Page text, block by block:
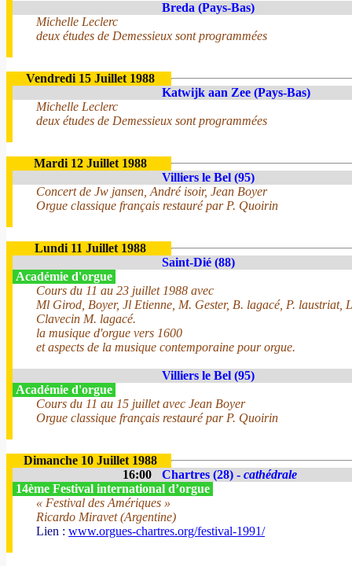
Breda (Pays-Bas)
Michelle Leclerc
deux études de Demessieux sont programmées
Vendredi 15 Juillet 1988
Katwijk aan Zee (Pays-Bas)
Michelle Leclerc
deux études de Demessieux sont programmées
Mardi 12 Juillet 1988
Villiers le Bel (95)
Concert de Jw jansen, André isoir, Jean Boyer
Orgue classique français restauré par P. Quoirin
Lundi 11 Juillet 1988
Saint-Dié (88)
Académie d'orgue
Cours du 11 au 23 juillet 1988 avec
Ml Girod, Boyer, Jl Etienne, M. Gester, B. lagacé, P. laustriat,
Clavecin M. lagacé.
la musique d'orgue vers 1600
et aspects de la musique contemporaine pour orgue.
Villiers le Bel (95)
Académie d'orgue
Cours du 11 au 15 juillet avec Jean Boyer
Orgue classique français restauré par P. Quoirin
Dimanche 10 Juillet 1988
16:00
Chartres (28) - cathédrale
14ème Festival international d’orgue
« Festival des Amériques »
Ricardo Miravet (Argentine)
Lien : www.orgues-chartres.org/festival-1991/